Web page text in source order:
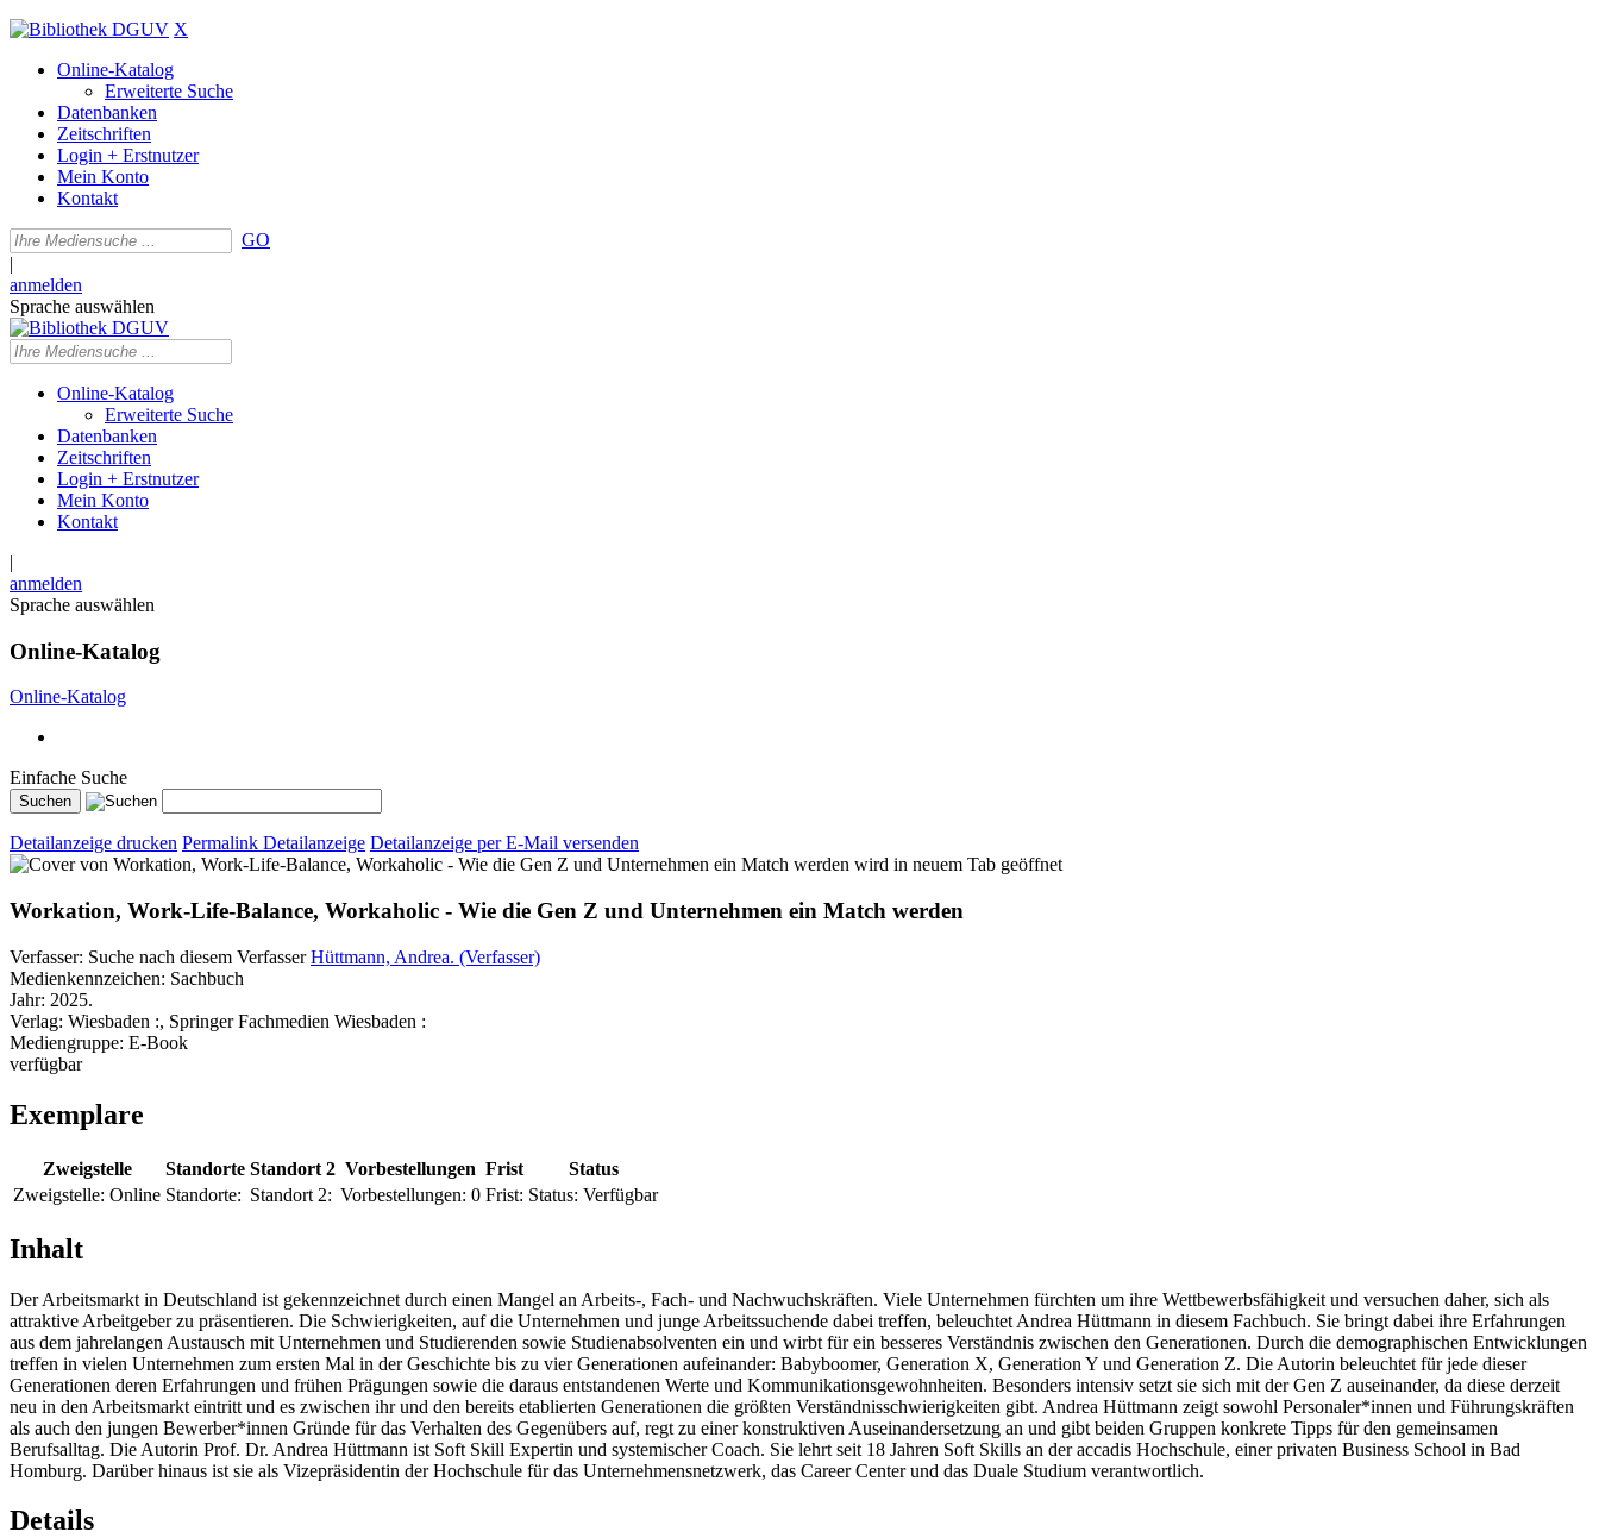
X
Online-Katalog
Erweiterte Suche
Datenbanken
Zeitschriften
Login + Erstnutzer
Mein Konto
Kontakt
GO
|
anmelden
Sprache auswählen
Online-Katalog
Erweiterte Suche
Datenbanken
Zeitschriften
Login + Erstnutzer
Mein Konto
Kontakt
|
anmelden
Sprache auswählen
Online-Katalog
Online-Katalog
Einfache Suche
Detailanzeige drucken Permalink Detailanzeige Detailanzeige per E-Mail versenden
wird in neuem Tab geöffnet
Workation, Work-Life-Balance, Workaholic - Wie die Gen Z und Unternehmen ein Match werden
Verfasser: Suche nach diesem Verfasser Hüttmann, Andrea. (Verfasser)
Medienkennzeichen: Sachbuch
Jahr: 2025.
Verlag: Wiesbaden :, Springer Fachmedien Wiesbaden :
Mediengruppe: E-Book
verfügbar
Exemplare
Zweigstelle Standorte Standort 2 Vorbestellungen Frist
Status
Zweigstelle: Online Standorte: Standort 2: Vorbestellungen: 0 Frist: Status: Verfügbar
Inhalt
Der Arbeitsmarkt in Deutschland ist gekennzeichnet durch einen Mangel an Arbeits-, Fach- und Nachwuchskräften. Viele Unternehmen fürchten um ihre Wettbewerbsfähigkeit und versuchen daher, sich als
attraktive Arbeitgeber zu präsentieren. Die Schwierigkeiten, auf die Unternehmen und junge Arbeitssuchende dabei treffen, beleuchtet Andrea Hüttmann in diesem Fachbuch. Sie bringt dabei ihre Erfahrungen
aus dem jahrelangen Austausch mit Unternehmen und Studierenden sowie Studienabsolventen ein und wirbt für ein besseres Verständnis zwischen den Generationen. Durch die demographischen Entwicklungen
treffen in vielen Unternehmen zum ersten Mal in der Geschichte bis zu vier Generationen aufeinander: Babyboomer, Generation X, Generation Y und Generation Z. Die Autorin beleuchtet für jede dieser
Generationen deren Erfahrungen und frühen Prägungen sowie die daraus entstandenen Werte und Kommunikationsgewohnheiten. Besonders intensiv setzt sie sich mit der Gen Z auseinander, da diese derzeit
neu in den Arbeitsmarkt eintritt und es zwischen ihr und den bereits etablierten Generationen die größten Verständnisschwierigkeiten gibt. Andrea Hüttmann zeigt sowohl Personaler*innen und Führungskräften
als auch den jungen Bewerber*innen Gründe für das Verhalten des Gegenübers auf, regt zu einer konstruktiven Auseinandersetzung an und gibt beiden Gruppen konkrete Tipps für den gemeinsamen
Berufsalltag. Die Autorin Prof. Dr. Andrea Hüttmann ist Soft Skill Expertin und systemischer Coach. Sie lehrt seit 18 Jahren Soft Skills an der accadis Hochschule, einer privaten Business School in Bad
Homburg. Darüber hinaus ist sie als Vizepräsidentin der Hochschule für das Unternehmensnetzwerk, das Career Center und das Duale Studium verantwortlich.
Details